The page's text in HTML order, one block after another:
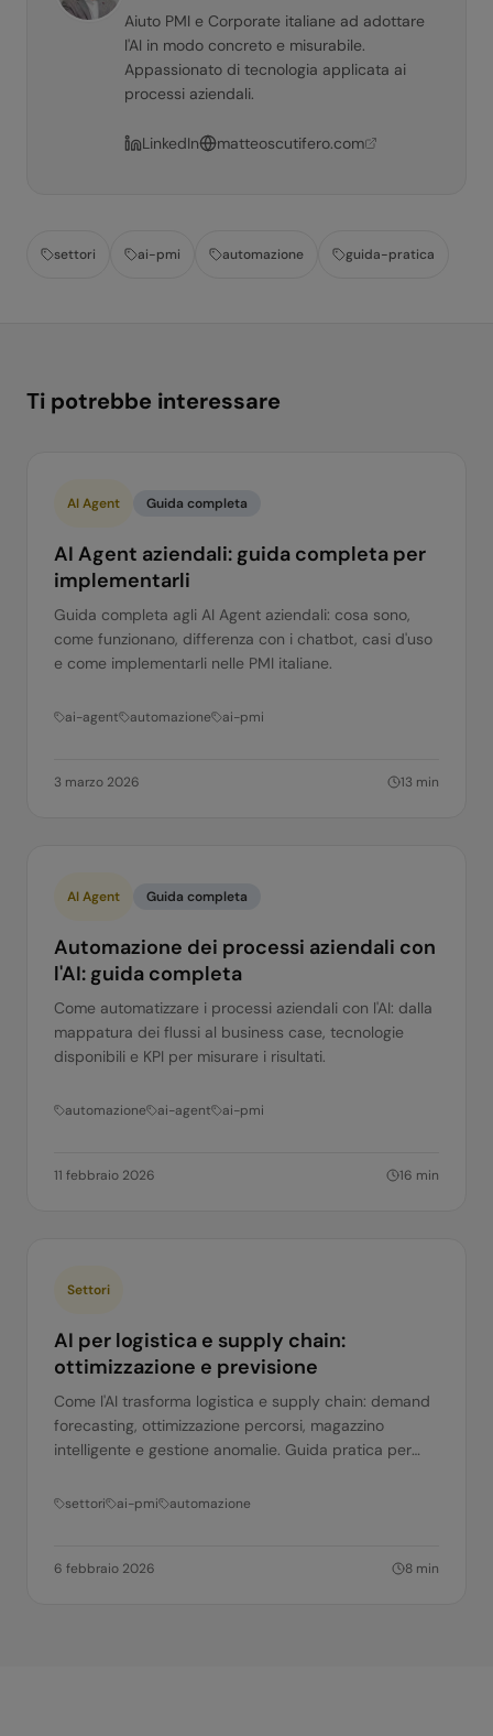
Aiuto PMI e Corporate italiane ad adottare
l'AI in modo concreto e misurabile.
Appassionato di tecnologia applicata ai
processi aziendali.
LinkedIn matteoscutifero.com
settori ai-pmi automazione guida-pratica
Ti potrebbe interessare
AI Agent Guida completa
AI Agent aziendali: guida completa per
implementarli
Guida completa agli AI Agent aziendali: cosa sono,
come funzionano, differenza con i chatbot, casi d'uso
e come implementarli nelle PMI italiane.
ai-agent automazione ai-pmi
3 marzo 2026 13 min
AI Agent Guida completa
Automazione dei processi aziendali con
l'AI: guida completa
Come automatizzare i processi aziendali con l'AI: dalla
mappatura dei flussi al business case, tecnologie
disponibili e KPI per misurare i risultati.
automazione ai-agent ai-pmi
11 febbraio 2026 16 min
Settori
AI per logistica e supply chain:
ottimizzazione e previsione
Come l'AI trasforma logistica e supply chain: demand
forecasting, ottimizzazione percorsi, magazzino
intelligente e gestione anomalie. Guida pratica per
settori ai-pmi automazione
6 febbraio 2026 8 min